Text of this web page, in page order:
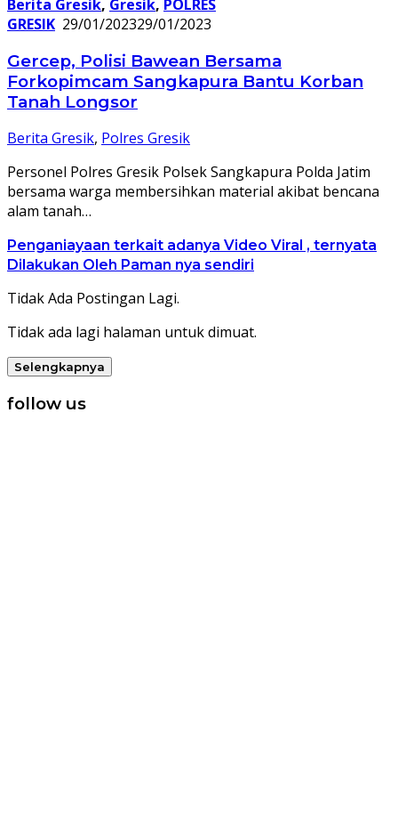
Berita Gresik, Gresik, POLRES
GRESIK 29/01/202329/01/2023
Gercep, Polisi Bawean Bersama
Forkopimcam Sangkapura Bantu Korban
Tanah Longsor
Berita Gresik, Polres Gresik
Personel Polres Gresik Polsek Sangkapura Polda Jatim
bersama warga membersihkan material akibat bencana
alam tanah…
Penganiayaan terkait adanya Video Viral , ternyata
Dilakukan Oleh Paman nya sendiri
Tidak Ada Postingan Lagi.
Tidak ada lagi halaman untuk dimuat.
Selengkapnya
follow us